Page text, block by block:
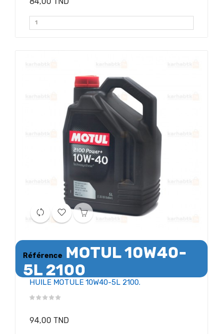
Référence MOTUL 10W40-
5L 2100
HUILE MOTULE 10W40-5L 2100.
94,00 TND